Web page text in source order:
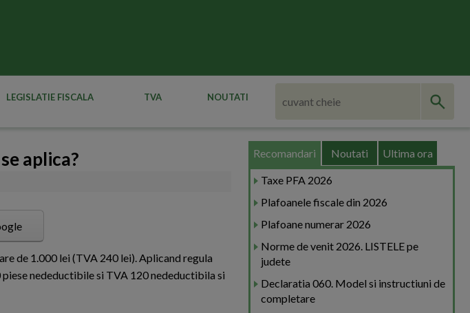
LEGISLATIE FISCALA TVA NOUTATI
aplica?
de 1.000 lei (TVA 240 lei). Aplicand regula
nedeductibile si TVA 120 nedeductibila si
Recomandari Noutati Ultima ora
Taxe PFA 2026
Plafoanele fiscale din 2026
Plafoane numerar 2026
Norme de venit 2026. LISTELE pe
judete
Declaratia 060. Model si instructiuni de
completare